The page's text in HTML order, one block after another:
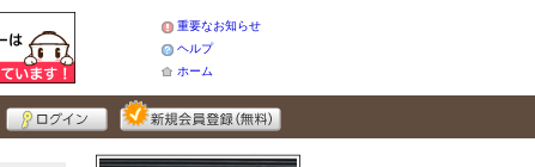
重要なお知らせ
ヘルプ
ホーム